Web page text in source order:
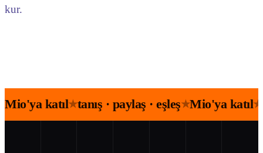
kur.
Mio'ya katıl★tanış · paylaş · eşleş★Mio'ya katıl★